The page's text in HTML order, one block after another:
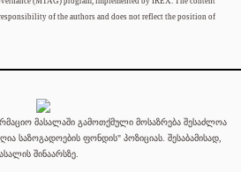
of the authors and does not reflect the position of
მასალაში გამოთქმული მოსაზრება შესაძლოა
საზოგადოების ფონდის" პოზიციას. შესაბამისად,
შინაარსზე.